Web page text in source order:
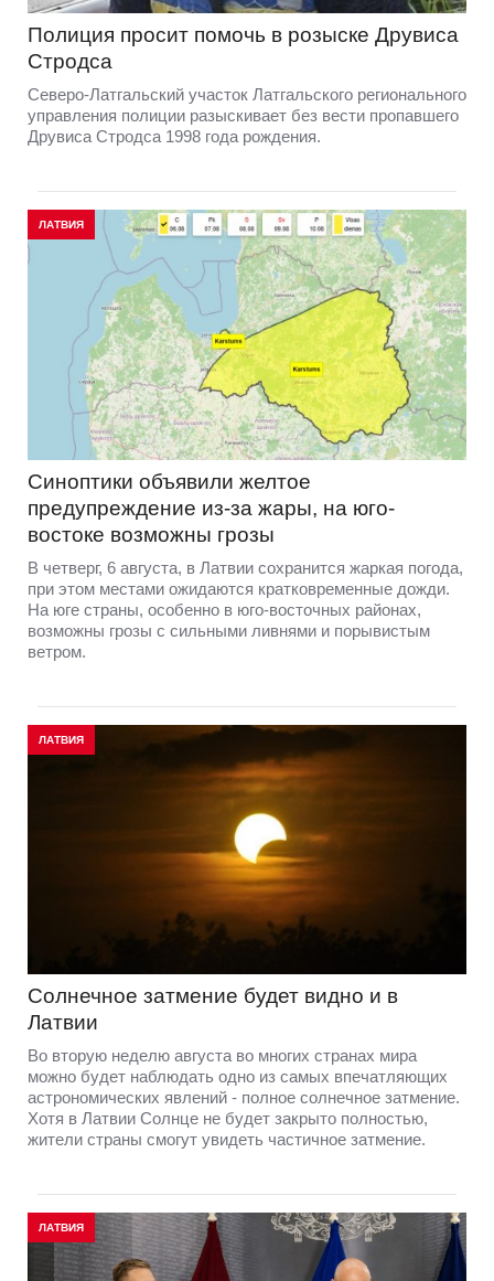
Полиция просит помочь в розыске Друвиса
Стродса
Северо-Латгальский участок Латгальского регионального
управления полиции разыскивает без вести пропавшего
Друвиса Стродса 1998 года рождения.
ЛАТВИЯ
Синоптики объявили желтое
предупреждение из-за жары, на юго-
востоке возможны грозы
В четверг, 6 августа, в Латвии сохранится жаркая погода,
при этом местами ожидаются кратковременные дожди.
На юге страны, особенно в юго-восточных районах,
возможны грозы с сильными ливнями и порывистым
ветром.
ЛАТВИЯ
Солнечное затмение будет видно и в
Латвии
Во вторую неделю августа во многих странах мира
можно будет наблюдать одно из самых впечатляющих
астрономических явлений - полное солнечное затмение.
Хотя в Латвии Солнце не будет закрыто полностью,
жители страны смогут увидеть частичное затмение.
ЛАТВИЯ